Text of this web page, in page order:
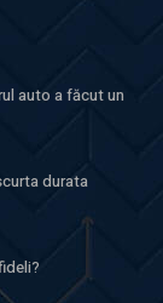
auto a făcut un
durata